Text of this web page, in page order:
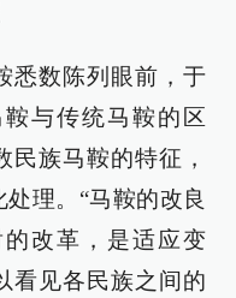
悉数陈列眼前，于
与传统马鞍的区
民族马鞍的特征，
理。“马鞍的改良
改革，是适应变
看见各民族之间的